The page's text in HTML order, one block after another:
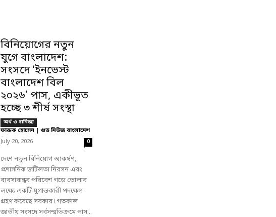
বিনিয়োগের নতুন
যুগে বাংলাদেশ:
সংসদে ‘ইনভেস্ট
বাংলাদেশ বিল
২০২৬’ পাস, একীভূত
হচ্ছে ৩ শীর্ষ সংস্থা
অর্থ ও বানিজ্য
ফারুক হোসেন | গুড নিউজ বাংলাদেশ
-
July 20, 2026 0
দেশে নতুন বিনিয়োগ আকর্ষণ,
প্রশাসনিক জটিলতা নিরসন এবং
ব্যবসাবান্ধব পরিবেশ গড়ে তোলার
লক্ষ্যে একটি যুগান্তকারী পদক্ষেপ
গ্রহণ করেছে সরকার। গতকাল
জাতীয় সংসদে সর্বসম্মতিক্রমে পাস...